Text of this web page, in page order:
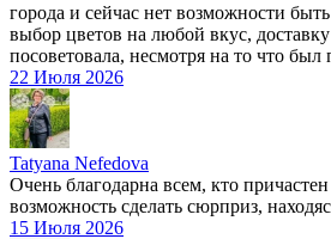
города и сейчас нет возможности
выбор цветов на любой вкус,
посоветовала, несмотря на то что
22 Июля 2026
Tatyana Nefedova
Очень благодарна всем, кто
возможность сделать сюрприз,
15 Июля 2026